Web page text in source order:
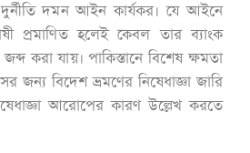
দমন আইন কার্যকর। যে আইনে
প্রমাণিত হলেই কেবল তার ব্যাংক
করা যায়। পাকিস্তানে বিশেষ ক্ষমতা
জন্য বিদেশ ভ্রমণের নিষেধাজ্ঞা জারি
আরোপের কারণ উল্লেখ করতে